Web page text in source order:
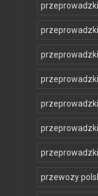
przewozy